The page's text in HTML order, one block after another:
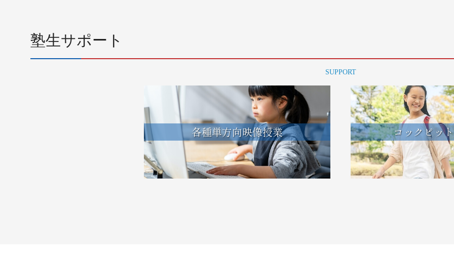
塾生サポート
SUPPORT
各種単方向映像授業 コックピッ